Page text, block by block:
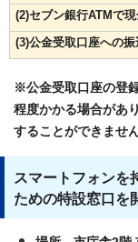
(2)セブン銀行ATMで
(3)公金受取口座への振
※公金受取口座の登
程度かかる場合があ
することができません
スマートフォンを
ための特設窓口を